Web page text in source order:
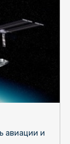
авиации и